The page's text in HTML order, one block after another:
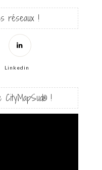
réseaux !
Linkedin
!